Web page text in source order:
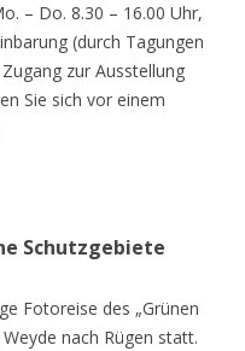
– Do. 8.30 – 16.00 Uhr,
(durch Tagungen
zur Ausstellung
Sie sich vor einem
Schutzgebiete
Fotoreise des „Grünen
nach Rügen statt.